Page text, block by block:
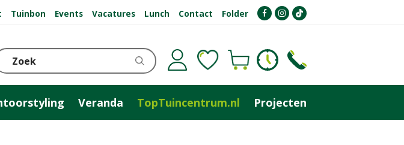
Tuinbon Events Vacatures Lunch Contact Folder
Veranda TopTuincentrum.nl Projecten